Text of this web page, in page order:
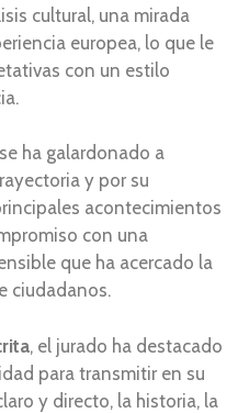
cultural, una mirada
europea, lo que le
con un estilo
se ha galardonado a
y por su
acontecimientos
con una
que ha acercado la
ciudadanos.
, el jurado ha destacado
para transmitir en su
y directo, la historia, la